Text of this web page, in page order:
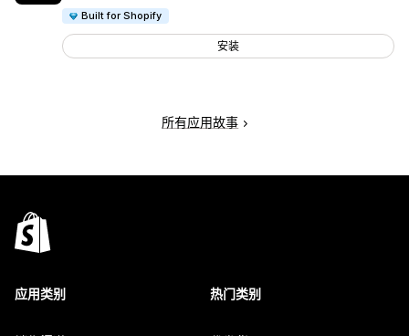
Built for Shopify
安装
所有应用故事
应用类别 热门类别